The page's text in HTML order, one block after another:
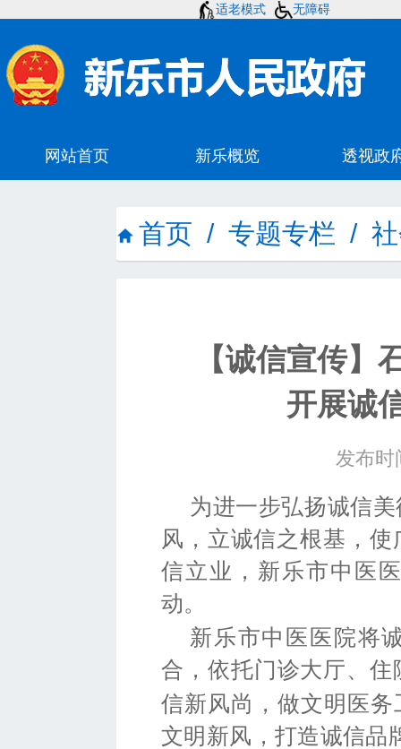
适老模式 无障碍
首页 / 专题专栏 /
【诚信宣传】
开展诚
发布时
为进一步弘扬诚信
风，立诚信之根基，
信立业， 新乐市中医
动。
新乐市中医 医院将
合，依托门诊大厅、住
信新风尚，做文明医务
文明新风，打造诚信品